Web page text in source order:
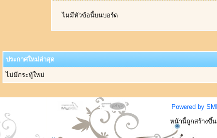
ไม่มีหัวข้อนี้บนบอร์ด
ประกาศใหม่ล่าสุด
ไม่มีกระทู้ใหม่
Powered by
หน้านี้ถูกสร้างขึ้น